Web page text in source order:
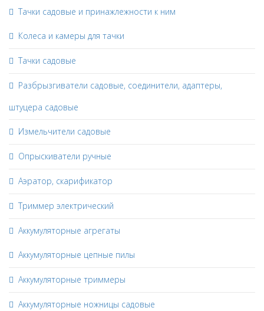
Тачки садовые и принажлежности к ним
Колеса и камеры для тачки
Тачки садовые
Разбрызгиватели садовые, соединители, адаптеры,
штуцера садовые
Измельчители садовые
Опрыскиватели ручные
Аэратор, скарификатор
Триммер электрический
Аккумуляторные агрегаты
Аккумуляторные цепные пилы
Аккумуляторные триммеры
Аккумуляторные ножницы садовые